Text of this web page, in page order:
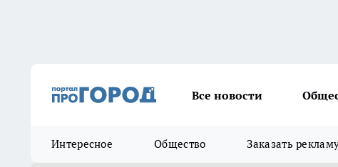
Все новости
Интересное Общество Заказать